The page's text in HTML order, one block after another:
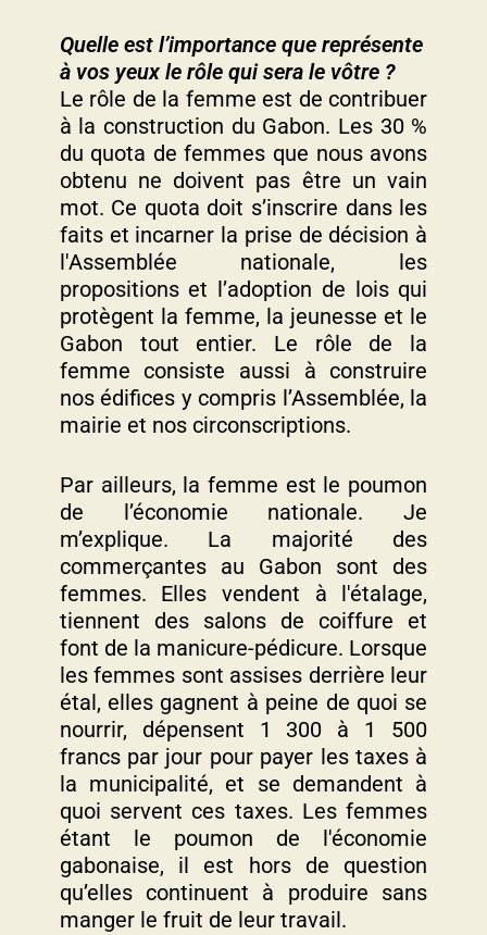
Quelle est l’importance que représente
à vos yeux le rôle qui sera le vôtre ?
Le rôle de la femme est de contribuer
à la construction du Gabon. Les 30 %
du quota de femmes que nous avons
obtenu ne doivent pas être un vain
mot. Ce quota doit s’inscrire dans les
faits et incarner la prise de décision à
l'Assemblée nationale, les
propositions et l’adoption de lois qui
protègent la femme, la jeunesse et le
Gabon tout entier. Le rôle de la
femme consiste aussi à construire
nos édifices y compris l’Assemblée, la
mairie et nos circonscriptions.
Par ailleurs, la femme est le poumon
de l’économie nationale. Je
m’explique. La majorité des
commerçantes au Gabon sont des
femmes. Elles vendent à l'étalage,
tiennent des salons de coiffure et
font de la manicure-pédicure. Lorsque
les femmes sont assises derrière leur
étal, elles gagnent à peine de quoi se
nourrir, dépensent 1 300 à 1 500
francs par jour pour payer les taxes à
la municipalité, et se demandent à
quoi servent ces taxes. Les femmes
étant le poumon de l'économie
gabonaise, il est hors de question
qu’elles continuent à produire sans
manger le fruit de leur travail.